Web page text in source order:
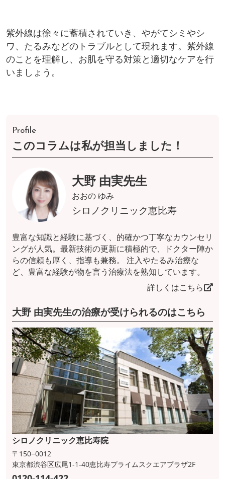
紫外線は徐々に蓄積されていき、やがてシミやシ
ワ、たるみなどのトラブルとして現れます。紫外線
のことを理解し、お肌を守る対策と適切なケアを行
いましょう。
Profile
このコラムは私が担当しました！
大野 由実先生
おおの ゆみ
シロノクリニック恵比寿
豊富な知識と経験に基づく、的確かつ丁寧なカウンセリ
ングが人気。最新技術の更新に積極的で、ドクター陣か
らの信頼も厚く、指導も兼務。 注入やたるみ治療な
ど、豊富な経験が物を言う治療法を熟知しています。
詳しくはこちら
大野 由実先生の治療が受けられるのはこちら
シロノクリニック恵比寿院
〒150−0012
東京都渋谷区広尾1-1-40恵比寿プライムスクエアプラザ2F